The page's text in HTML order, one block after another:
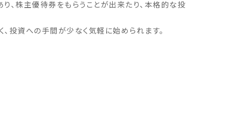
、株主優待券をもらうことが出来たり、本格的な投
、投資への手間が少なく気軽に始められます。